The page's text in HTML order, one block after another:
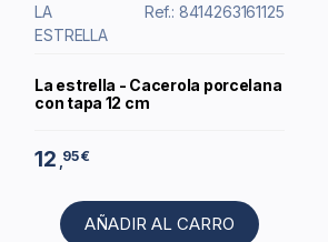
LA
ESTRELLA
Ref.: 8414263161125
La estrella - Cacerola porcelana
con tapa 12 cm
12 95 €
AÑADIR AL CARRO